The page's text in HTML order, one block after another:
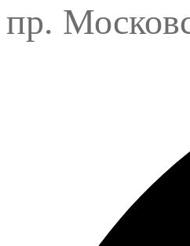
пр.